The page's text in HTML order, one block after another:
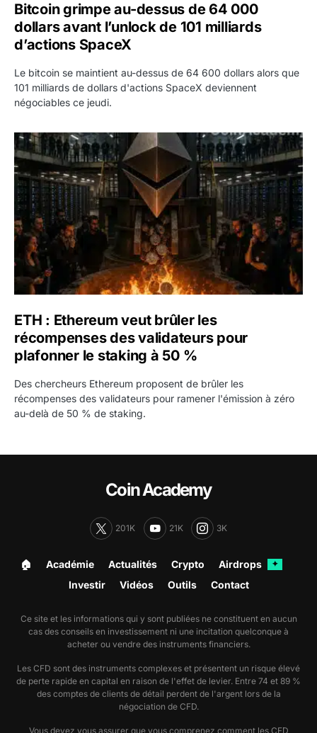
Bitcoin grimpe au-dessus de 64 000
dollars avant l’unlock de 101 milliards
d’actions SpaceX
Le bitcoin se maintient au-dessus de 64 600 dollars alors que
101 milliards de dollars d'actions SpaceX deviennent
négociables ce jeudi.
ETH : Ethereum veut brûler les récompenses des
ETH : Ethereum veut brûler les
récompenses des validateurs pour
plafonner le staking à 50 %
Des chercheurs Ethereum proposent de brûler les
récompenses des validateurs pour ramener l'émission à zéro
au-delà de 50 % de staking.
Coin Academy
201K 21K 3K
🏠︎ Académie Actualités Crypto Airdrops ✦
Investir Vidéos Outils Contact
Ce site et les informations qui y sont publiées ne constituent en aucun
cas des conseils en investissement ni une incitation quelconque à
acheter ou vendre des instruments financiers.
Les CFD sont des instruments complexes et présentent un risque élevé
de perte rapide en capital en raison de l'effet de levier. Entre 74 et 89 %
des comptes de clients de détail perdent de l'argent lors de la
négociation de CFD.
Vous devez vous assurer que vous comprenez comment les CFD